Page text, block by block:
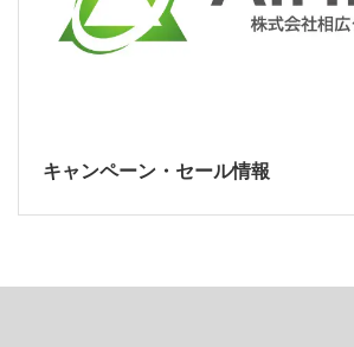
キャンペーン・セール情報